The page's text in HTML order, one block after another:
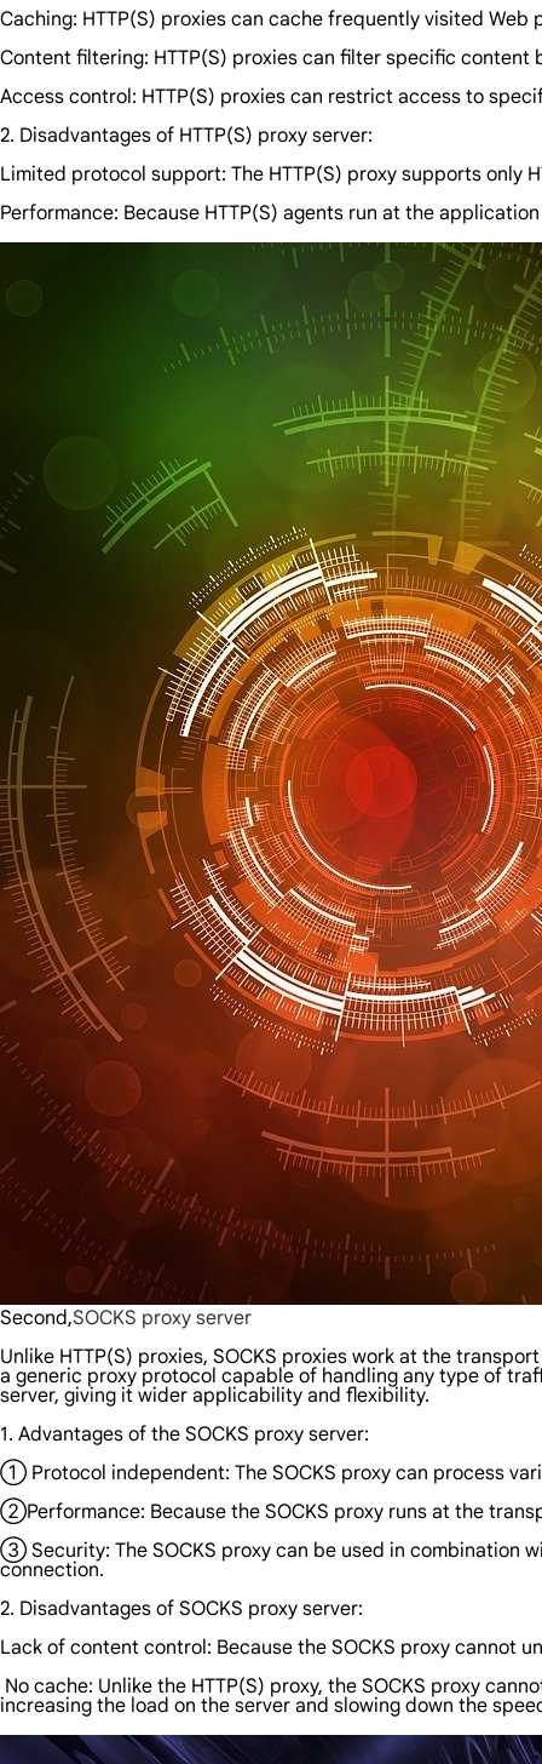
Caching: HTTP(S) proxies can cache frequently visited
Content filtering: HTTP(S) proxies can filter specific
Access control: HTTP(S) proxies can restrict access to
2. Disadvantages of HTTP(S) proxy server:
Limited protocol support: The HTTP(S) proxy supports only
Performance: Because HTTP(S) agents run at the
Second,SOCKS proxy server
Unlike HTTP(S) proxies, SOCKS proxies work at the
a generic proxy protocol capable of handling any type of
server, giving it wider applicability and flexibility.
1. Advantages of the SOCKS proxy server:
① Protocol independent: The SOCKS proxy can process
②Performance: Because the SOCKS proxy runs at the
③ Security: The SOCKS proxy can be used in combination
connection.
2. Disadvantages of SOCKS proxy server:
Lack of content control: Because the SOCKS proxy
No cache: Unlike the HTTP(S) proxy, the SOCKS proxy
increasing the load on the server and slowing down the